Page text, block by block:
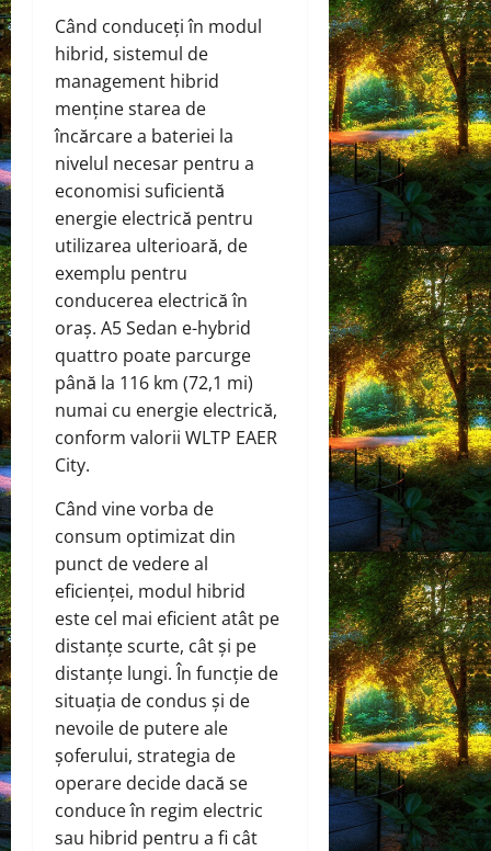
Când conduceți în modul
hibrid, sistemul de
management hibrid
menține starea de
încărcare a bateriei la
nivelul necesar pentru a
economisi suficientă
energie electrică pentru
utilizarea ulterioară, de
exemplu pentru
conducerea electrică în
oraș. A5 Sedan e-hybrid
quattro poate parcurge
până la 116 km (72,1 mi)
numai cu energie electrică,
conform valorii WLTP EAER
City.
Când vine vorba de
consum optimizat din
punct de vedere al
eficienței, modul hibrid
este cel mai eficient atât pe
distanțe scurte, cât și pe
distanțe lungi. În funcție de
situația de condus și de
nevoile de putere ale
șoferului, strategia de
operare decide dacă se
conduce în regim electric
sau hibrid pentru a fi cât